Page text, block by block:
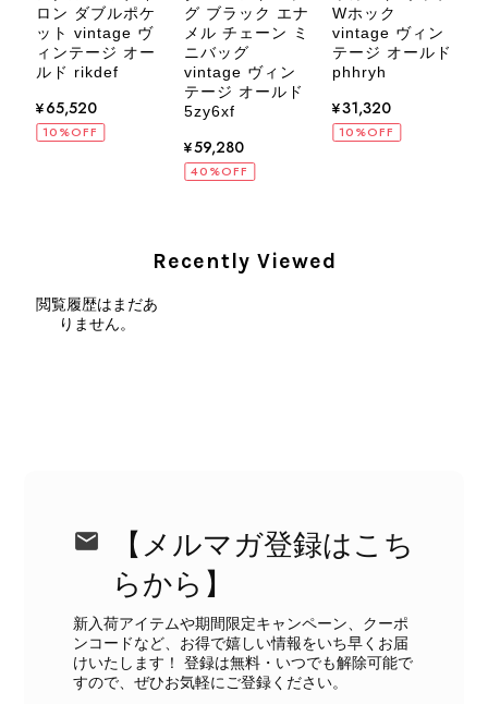
CELINE セリーヌ ブレスレット シルバー トリオンフ ホースビット SILVER925 vintage ヴィンテージ オールド 7f8hjn
2026/08/05
外装内装ともにAランクの商品を購入しました。 しかし、実際に
届いた商品は、写真には写っていない内側の蛇腹部分と全面ポケ
断できない状態の商品が届きとても残念です。 決して安い買い物
ではなかったため、ショックも大きかったです。 私は今後こちら
で購入することはないですが、同じような思いをする購入者が出
て写真や説明で分かるよう改善していただきたいです。
この度は、楽しみにお待ちいただいた
ロン ダブルポケ
ット vintage ヴ
ィンテージ オー
ルド rikdef
¥65,520
10%OFF
グ ブラック エナ
メル チェーン ミ
ニバッグ
vintage ヴィン
テージ オールド
5zy6xf
¥59,280
40%OFF
Wホック
vintage ヴィン
テージ オールド
phhryh
¥31,320
10%OFF
Recently Viewed
閲覧履歴はまだあ
りません。
【メルマガ登録はこち
らから】
新入荷アイテムや期間限定キャンペーン、クーポ
ンコードなど、お得で嬉しい情報をいち早くお届
けいたします！ 登録は無料・いつでも解除可能で
すので、ぜひお気軽にご登録ください。